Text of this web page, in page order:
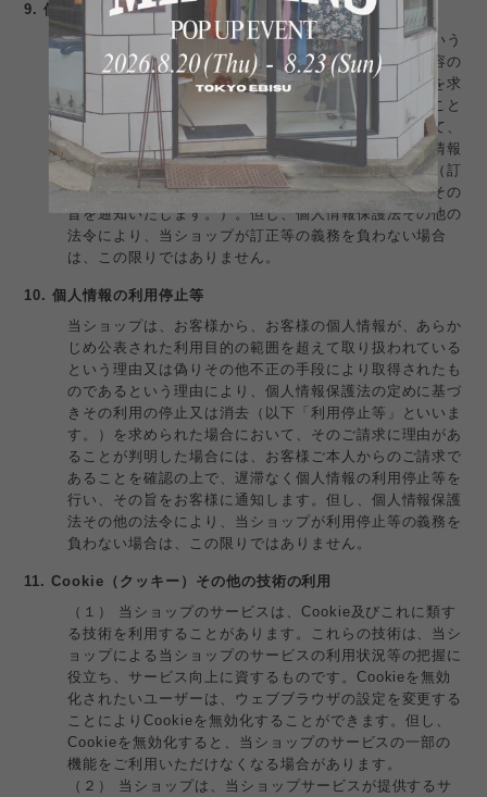
9. 個人情報の訂正等
当ショップは、お客様から、個人情報が真実でないという
理由によって、個人情報保護法の定めに基づきその内容の
訂正、追加又は削除（以下「訂正等」といいます。）を求
められた場合には、お客様ご本人からのご請求であること
を確認の上で、利用目的の達成に必要な範囲内において、
遅滞なく必要な調査を行い、その結果に基づき、個人情報
の内容の訂正等を行い、その旨をお客様に通知します（訂
正等を行わない旨の決定をしたときは、お客様に対しその
旨を通知いたします。）。但し、個人情報保護法その他の
法令により、当ショップが訂正等の義務を負わない場合
は、この限りではありません。
10. 個人情報の利用停止等
当ショップは、お客様から、お客様の個人情報が、あらか
じめ公表された利用目的の範囲を超えて取り扱われている
という理由又は偽りその他不正の手段により取得されたも
のであるという理由により、個人情報保護法の定めに基づ
きその利用の停止又は消去（以下「利用停止等」といいま
す。）を求められた場合において、そのご請求に理由があ
ることが判明した場合には、お客様ご本人からのご請求で
あることを確認の上で、遅滞なく個人情報の利用停止等を
行い、その旨をお客様に通知します。但し、個人情報保護
法その他の法令により、当ショップが利用停止等の義務を
負わない場合は、この限りではありません。
11. Cookie（クッキー）その他の技術の利用
（１） 当ショップのサービスは、Cookie及びこれに類す
る技術を利用することがあります。これらの技術は、当シ
ョップによる当ショップのサービスの利用状況等の把握に
役立ち、サービス向上に資するものです。Cookieを無効
化されたいユーザーは、ウェブブラウザの設定を変更する
ことによりCookieを無効化することができます。但し、
Cookieを無効化すると、当ショップのサービスの一部の
機能をご利用いただけなくなる場合があります。
（２） 当ショップは、当ショップサービスが提供するサ